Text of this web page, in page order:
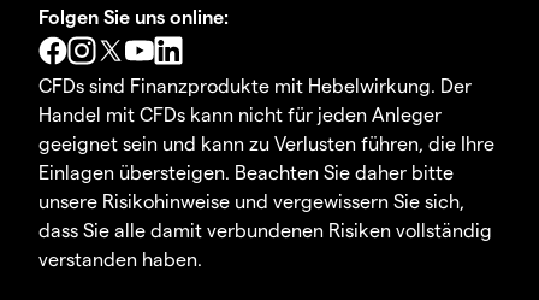
Folgen Sie uns online:
CFDs sind Finanzprodukte mit Hebelwirkung. Der
Handel mit CFDs kann nicht für jeden Anleger
geeignet sein und kann zu Verlusten führen, die Ihre
Einlagen übersteigen. Beachten Sie daher bitte
unsere Risikohinweise und vergewissern Sie sich,
dass Sie alle damit verbundenen Risiken vollständig
verstanden haben.